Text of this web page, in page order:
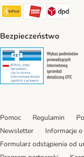
InPost Shipping
ORLEN
Bezpieczeństwo
Security
Pomoc Regulamin
Newsletter
Informacje o
Formularz odstąpienia od